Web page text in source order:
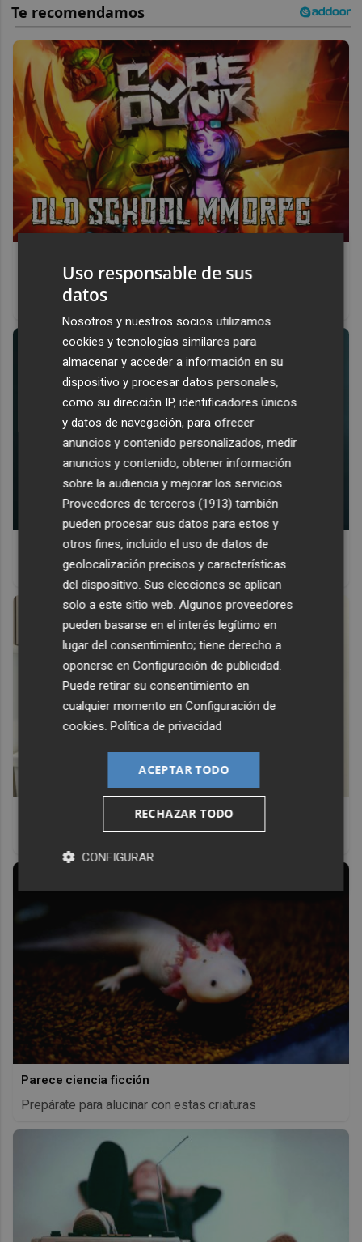
Un verdadero MMORPG de la vieja escuela ¡Cómo los de
antes, pero mejor!
¿Por qué se contagia?
La ciencia explica por qué el bostezo es contagioso
Adiós a la cal del baño
Parece ciencia ficción
Prepárate para alucinar con estas criaturas
Uso responsable de sus
datos
Nosotros y nuestros socios utilizamos
cookies y tecnologías similares para
almacenar y acceder a información en su
dispositivo y procesar datos personales,
como su dirección IP, identificadores únicos
y datos de navegación, para ofrecer
anuncios y contenido personalizados, medir
anuncios y contenido, obtener información
sobre la audiencia y mejorar los servicios.
Proveedores de terceros (1913) también
pueden procesar sus datos para estos y
otros fines, incluido el uso de datos de
geolocalización precisos y características
del dispositivo. Sus elecciones se aplican
solo a este sitio web. Algunos proveedores
pueden basarse en el interés legítimo en
lugar del consentimiento; tiene derecho a
oponerse enConfiguración de publicidad
Puede retirar su consentimiento en
cualquier momento enConfiguración de
cookies .Política de privacidad
ACEPTAR TODO
RECHAZAR TODO
CONFIGURAR